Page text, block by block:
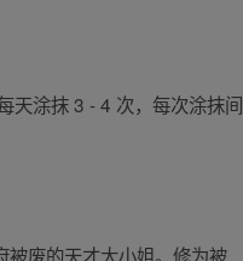
天涂抹 3 - 4 次，每次涂抹间
被废的天才大小姐。修为被